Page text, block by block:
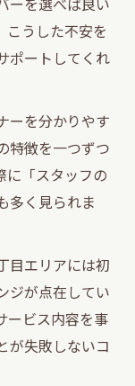
こうした不安を
ポートしてくれ
ーを分かりやす
特徴を一つずつ
に「スタッフの
多く見られま
目エリアには初
ジが点在してい
ービス内容を事
が失敗しないコ